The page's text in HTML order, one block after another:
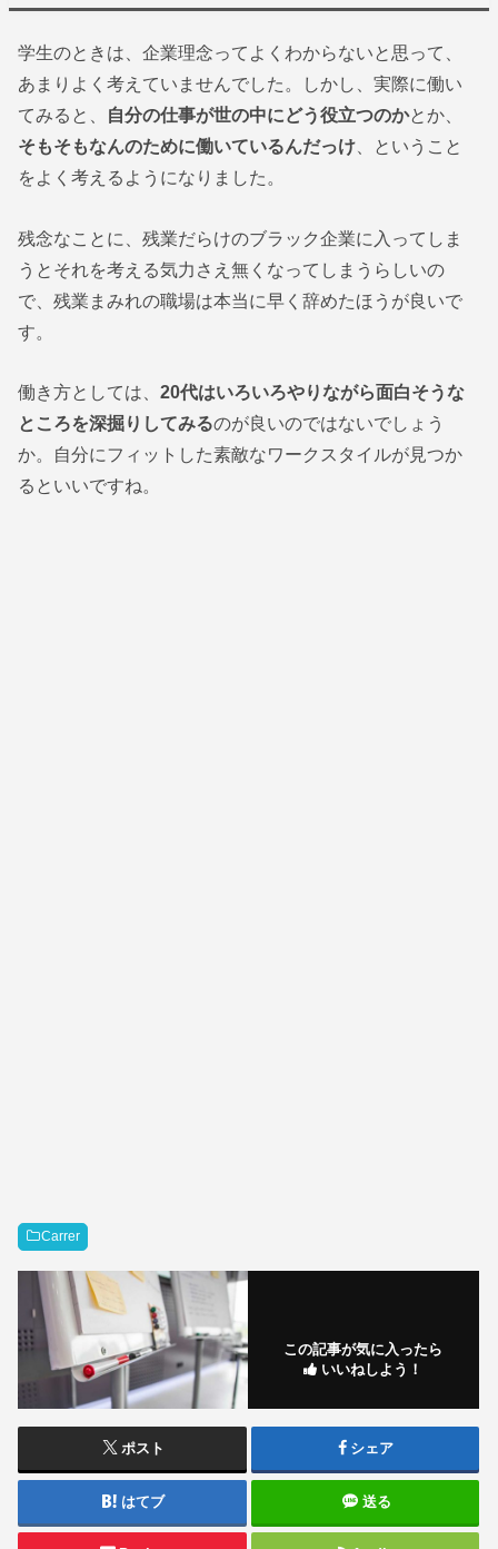
学生のときは、企業理念ってよくわからないと思って、
あまりよく考えていませんでした。しかし、実際に働い
てみると、 自分の仕事が世の中にどう役立つのかとか、
そもそもなんのために働いているんだっけ 、ということ
をよく考えるようになりました。
残念なことに、残業だらけのブラック企業に入ってしま
うとそれを考える気力さえ無くなってしまうらしいの
で、残業まみれの職場は本当に早く辞めたほうが良いで
す。
働き方としては、20代はいろいろやりながら面白そうな
ところを深掘りしてみるのが良いのではないでしょう
か。自分にフィットした素敵なワークスタイルが見つか
るといいですね。
Carrer
この記事が気に入ったら
いいねしよう！
ポスト シェア
はてブ 送る